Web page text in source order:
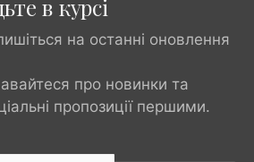
в курсі
на останні оновлення
про новинки та
пропозиції першими.